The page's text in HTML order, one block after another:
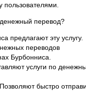
пользователями.
перевод?
предлагают эту услугу.
переводов
Бурбонниса.
услуги по
быстро